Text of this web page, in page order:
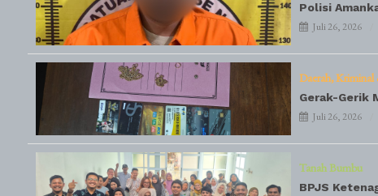
Polisi
Juli 26, 2026
Daerah
Gerak-Gerik
Juli 26, 2026
Tanah Bumbu
BPJS